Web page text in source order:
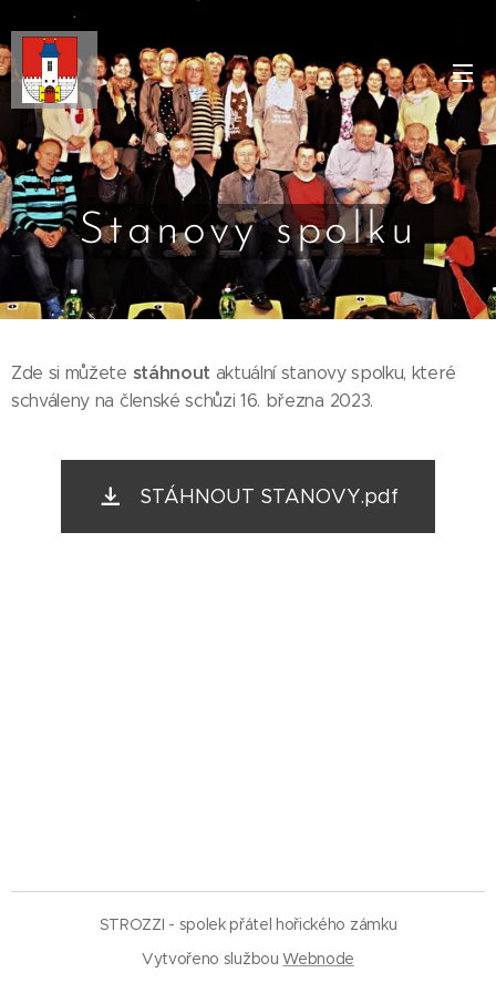
Stanovy spolku
Zde si můžete stáhnout aktuální stanovy spolku, které
schváleny na členské schůzi 16. března 2023.
STÁHNOUT STANOVY.pdf
STROZZI - spolek přátel hořického zámku
Vytvořeno službouWebnode